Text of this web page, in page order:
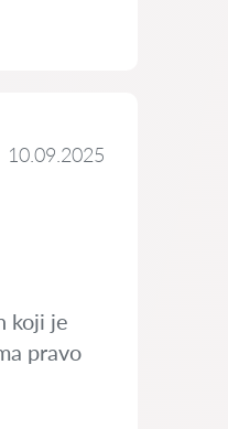
10.09.2025
koji je
pravo